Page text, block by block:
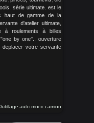
série ultimate. est le
haut de gamme de la
d'atelier ultimate,
à roulements à billes
by one"., ouverture
votre servante
auto moco camion